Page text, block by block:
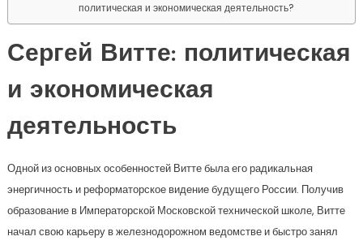
политическая и экономическая деятельность?
Сергей Витте: политическая
и экономическая
деятельность
Одной из основных особенностей Витте была его радикальная
энергичность и реформаторское видение будущего России. Получив
образование в Императорской Московской технической школе, Витте
начал свою карьеру в железнодорожном ведомстве и быстро занял